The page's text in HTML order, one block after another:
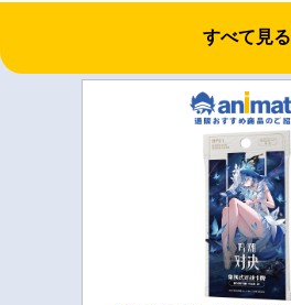
すべて見る